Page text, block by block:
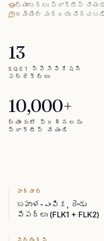
ట్యూటర్లు ప్రాక్టీస్
ఇమెయిల్ మద్దతు
13
SQE1 స్పెసిఫికేషన్
సబ్జెక్ట్‌లు
10,000+
బ్యాంకులో ప్రశ్నలను
ప్రాక్టీస్ చేయండి
ఫార్మాట్
బహుళ-ఎంపిక, రెండు
పేపర్లు (FLK1 + FLK2)